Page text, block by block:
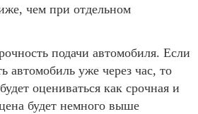
чем при отдельном
подачи автомобиля. Если
автомобиль уже через час, то
оцениваться как срочная и
будет немного выше